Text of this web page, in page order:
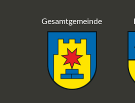
Gesamtgemeinde